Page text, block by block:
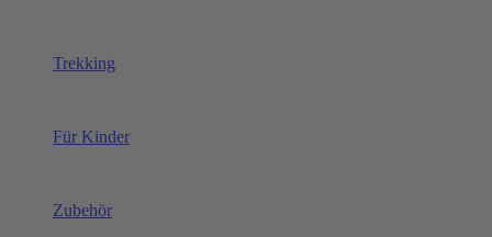
Trekking
Für Kinder
Zubehör